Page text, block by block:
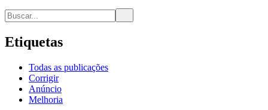
Etiquetas
Todas as publicações
Corrigir
Anúncio
Melhoria